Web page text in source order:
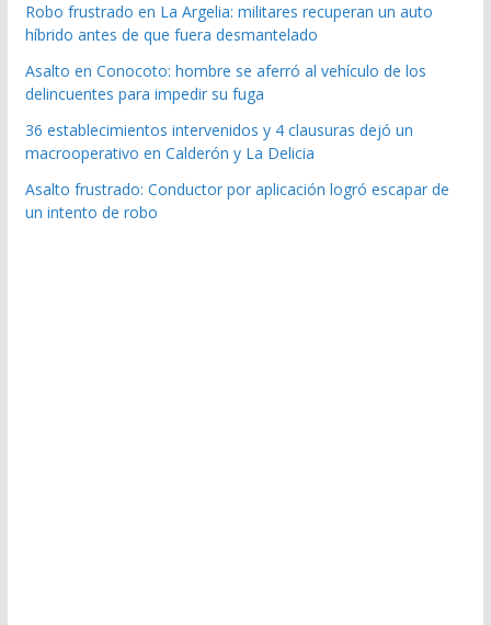
Robo frustrado en La Argelia: militares recuperan un auto
híbrido antes de que fuera desmantelado
Asalto en Conocoto: hombre se aferró al vehículo de los
delincuentes para impedir su fuga
36 establecimientos intervenidos y 4 clausuras dejó un
macrooperativo en Calderón y La Delicia
Asalto frustrado: Conductor por aplicación logró escapar de
un intento de robo